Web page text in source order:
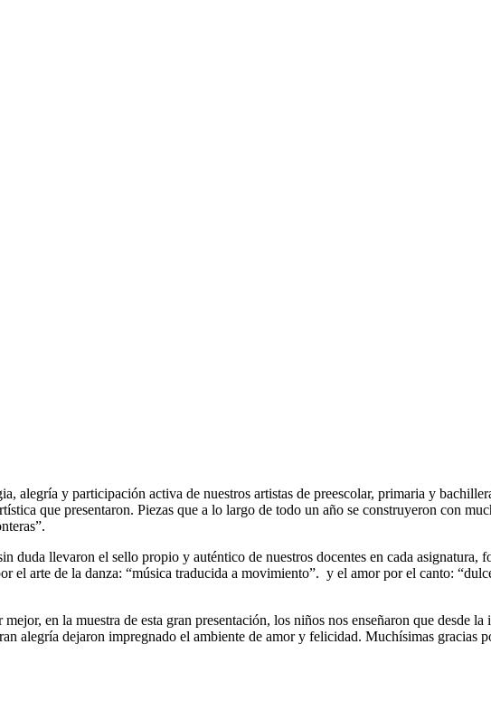
alegría y participación activa de nuestros artistas de preescolar, primaria y
que presentaron. Piezas que a lo largo de todo un año se construyeron con
duda llevaron el sello propio y auténtico de nuestros docentes en cada asignatura,
el arte de la danza: “música traducida a movimiento”. y el amor por el canto:
en la muestra de esta gran presentación, los niños nos enseñaron que desde
alegría dejaron impregnado el ambiente de amor y felicidad. Muchísimas gracias